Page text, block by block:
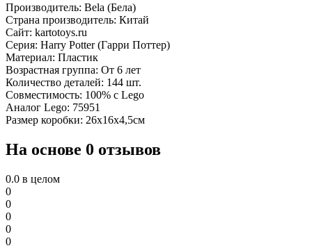
Производитель: Bela (Бела)
Страна производитель: Китай
Сайт: kartotoys.ru
Серия: Harry Potter (Гарри Поттер)
Материал: Пластик
Возрастная группа: От 6 лет
Количество деталей: 144 шт.
Совместимость: 100% с Lego
Аналог Lego: 75951
Размер коробки: 26х16х4,5см
На основе 0 отзывов
0.0 в целом
0
0
0
0
0